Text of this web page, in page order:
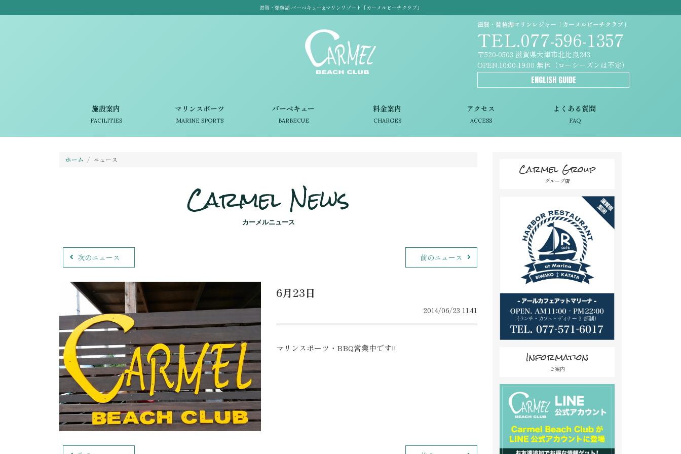
滋賀・琵琶湖 バーベキュー&マリンリゾート「カーメルビーチクラブ」
施設案内
FACILITIES
マリンスポーツ
MARINE SPORTS
バーベキュー
BARBECUE
料金案内
CHARGES
アクセス
ACCESS
よくある質問
FAQ
滋賀・琵琶湖マリンレジャー「カーメルビーチクラブ」
TEL.077-596-1357
〒520-0503 滋賀県大津市北比良243
OPEN.10:00-19:00 無休（ローシーズンは不定）
ENGLISH GUIDE
ホーム ニュース
Carmel News
カーメルニュース
次のニュース 前のニュース
6月23日
2014/06/23 11:41
マリンスポーツ・BBQ営業中です!!
Carmel Group
グループ店
Information
ご案内